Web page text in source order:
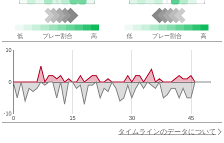
低 プレー割合 高 低 プレー割合 高
0 15 30 45
-10
0
10
タイムラインのデータについて